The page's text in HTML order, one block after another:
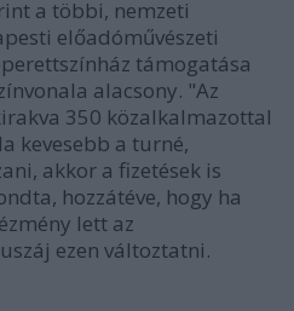
a többi, nemzeti
előadóművészeti
támogatása
alacsony. "Az
350 közalkalmazottal
kevesebb a turné,
akkor a fizetések is
hozzátéve, hogy ha
lett az
ezen változtatni.